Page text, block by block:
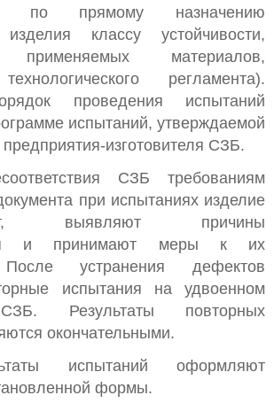
по прямому назначению
изделия классу устойчивости,
применяемых материалов,
регламента).
проведения испытаний
испытаний, утверждаемой
изготовителя СЗБ.
СЗБ требованиям
при испытаниях изделие
выявляют причины
и принимают меры к их
устранения дефектов
испытания на удвоенном
Результаты повторных
окончательными.
испытаний оформляют
формы.